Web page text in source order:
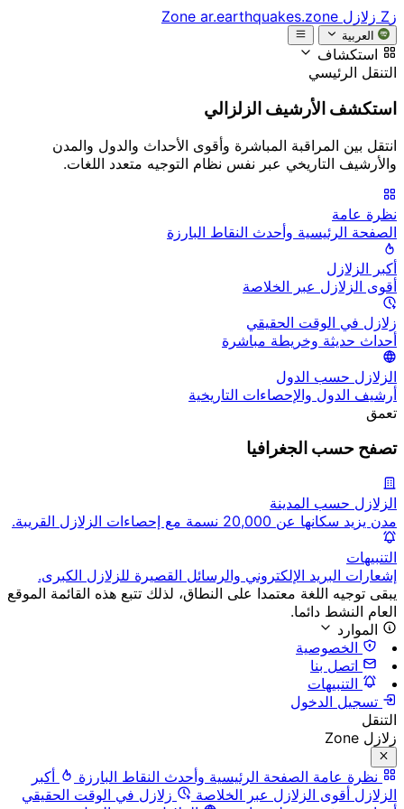
زZ زلازل Zone ar.earthquakes.zone
العربية
استكشاف
التنقل الرئيسي
استكشف الأرشيف الزلزالي
انتقل بين المراقبة المباشرة وأقوى الأحداث والدول والمدن
والأرشيف التاريخي عبر نفس نظام التوجيه متعدد اللغات.
نظرة عامة
الصفحة الرئيسية وأحدث النقاط البارزة
أكبر الزلازل
أقوى الزلازل عبر الخلاصة
زلازل في الوقت الحقيقي
أحداث حديثة وخريطة مباشرة
الزلازل حسب الدول
أرشيف الدول والإحصاءات التاريخية
تعمق
تصفح حسب الجغرافيا
الزلازل حسب المدينة
مدن يزيد سكانها عن 20,000 نسمة مع إحصاءات الزلازل القريبة.
التنبيهات
إشعارات البريد الإلكتروني والرسائل القصيرة للزلازل الكبرى.
يبقى توجيه اللغة معتمدا على النطاق، لذلك تتبع هذه القائمة الموقع
العام النشط دائما.
الموارد
الخصوصية
اتصل بنا
التنبيهات
تسجيل الدخول
التنقل
زلازل Zone
نظرة عامة الصفحة الرئيسية وأحدث النقاط البارزة
أكبر
الزلازل أقوى الزلازل عبر الخلاصة
زلازل في الوقت الحقيقي